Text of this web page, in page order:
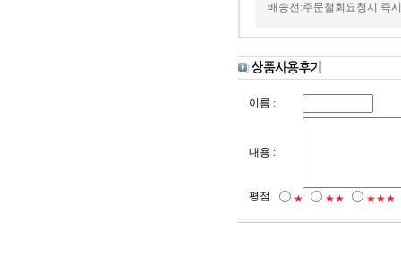
배송전:주문철회요청시 즉
이름 :
내용 :
평점 ★ ★★ ★★★